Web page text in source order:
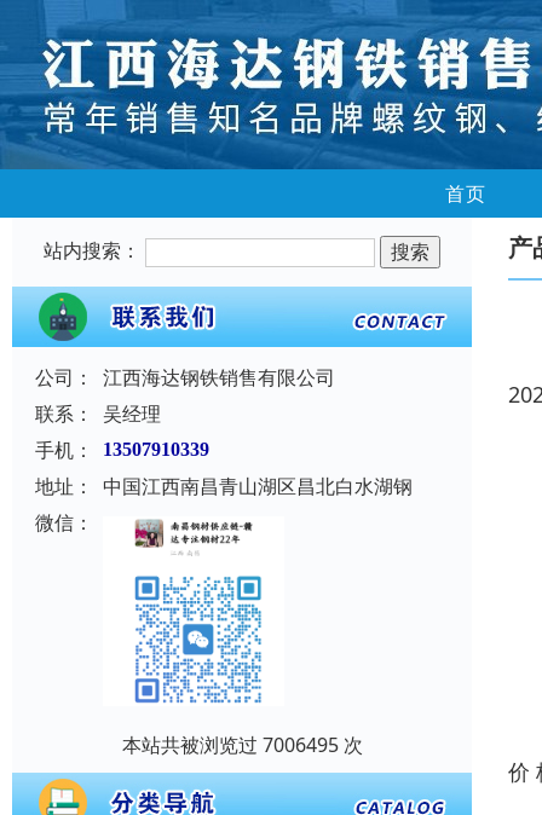
首页
站内搜索：
公司：
江西海达钢铁销售有限公司
联系：
吴经理
手机：
13507910339
地址：
中国江西南昌青山湖区昌北白水湖钢
微信：
本站共被浏览过 7006495 次
产
价